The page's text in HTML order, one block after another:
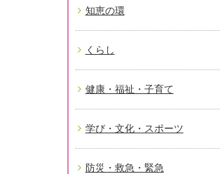
知恵の環
くらし
健康・福祉・子育て
学び・文化・スポーツ
防災・救急・緊急